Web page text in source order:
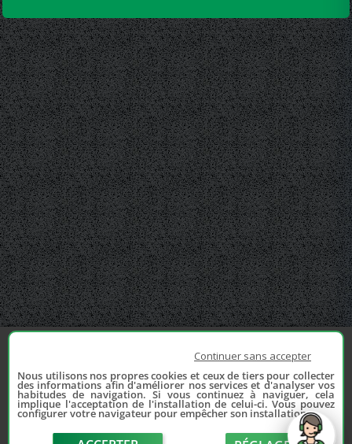
Continuer sans accepter
Nous utilisons nos propres cookies et ceux de tiers pour collecter
des informations afin d'améliorer nos services et d'analyser vos
habitudes de navigation. Si vous continuez à naviguer, cela
implique l'acceptation de l'installation de celui-ci. Vous pouvez
configurer votre navigateur pour empêcher son installation.